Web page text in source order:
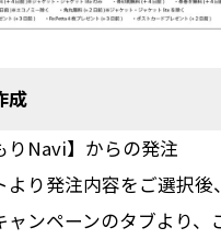
成
りNavi】からの発注
より発注内容をご選択後
ャンペーンのタブより、